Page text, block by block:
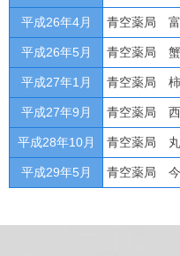
平成26年4月 青空薬局
平成26年5月 青空薬局
平成27年1月 青空薬局
平成27年9月 青空薬局
平成28年10月 青空薬局
平成29年5月 青空薬局